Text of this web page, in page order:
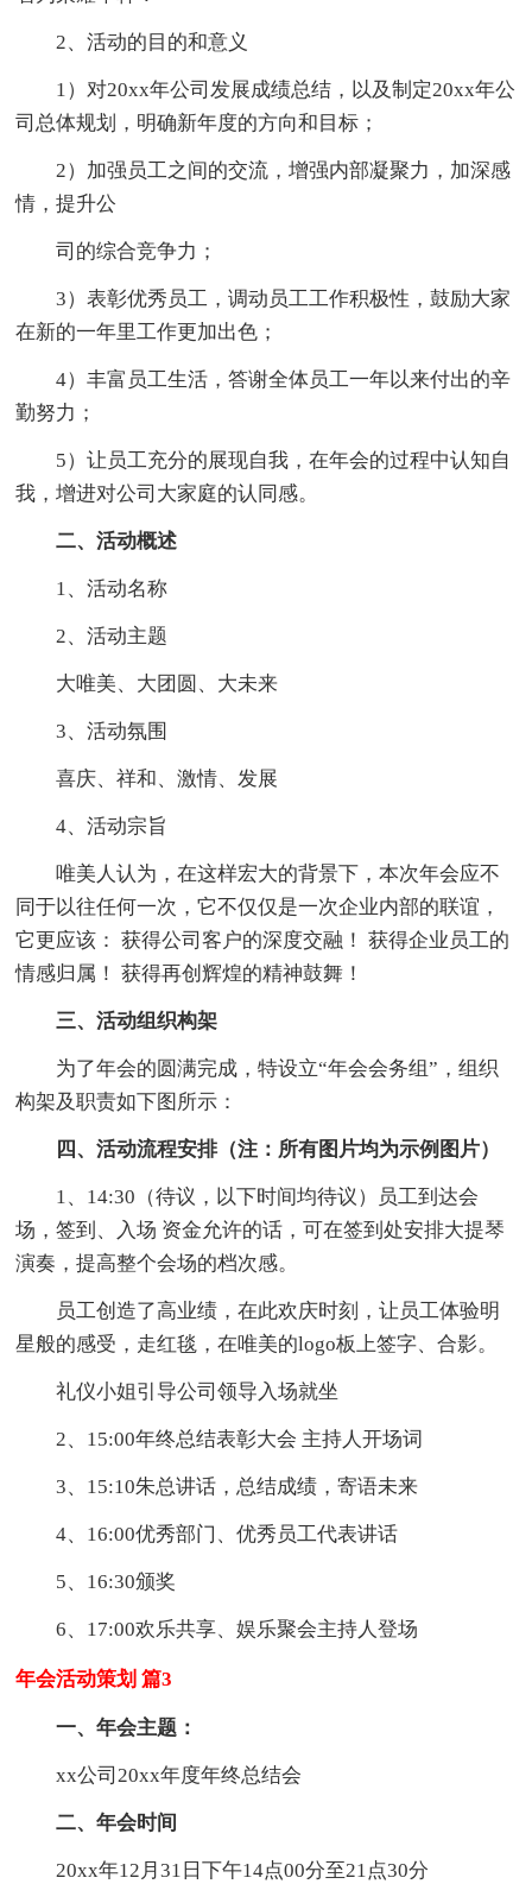
2、活动的目的和意义
1）对20xx年公司发展成绩总结，以及制定20xx年公
司总体规划，明确新年度的方向和目标；
2）加强员工之间的交流，增强内部凝聚力，加深感
情，提升公
司的综合竞争力；
3）表彰优秀员工，调动员工工作积极性，鼓励大家
在新的一年里工作更加出色；
4）丰富员工生活，答谢全体员工一年以来付出的辛
勤努力；
5）让员工充分的展现自我，在年会的过程中认知自
我，增进对公司大家庭的认同感。
二、活动概述
1、活动名称
2、活动主题
大唯美、大团圆、大未来
3、活动氛围
喜庆、祥和、激情、发展
4、活动宗旨
唯美人认为，在这样宏大的背景下，本次年会应不
同于以往任何一次，它不仅仅是一次企业内部的联谊，
它更应该： 获得公司客户的深度交融！ 获得企业员工的
情感归属！ 获得再创辉煌的精神鼓舞！
三、活动组织构架
为了年会的圆满完成，特设立“年会会务组”，组织
构架及职责如下图所示：
四、活动流程安排（注：所有图片均为示例图片）
1、14:30（待议，以下时间均待议）员工到达会
场，签到、入场 资金允许的话，可在签到处安排大提琴
演奏，提高整个会场的档次感。
员工创造了高业绩，在此欢庆时刻，让员工体验明
星般的感受，走红毯，在唯美的logo板上签字、合影。
礼仪小姐引导公司领导入场就坐
2、15:00年终总结表彰大会 主持人开场词
3、15:10朱总讲话，总结成绩，寄语未来
4、16:00优秀部门、优秀员工代表讲话
5、16:30颁奖
6、17:00欢乐共享、娱乐聚会主持人登场
年会活动策划 篇3
一、年会主题：
xx公司20xx年度年终总结会
二、年会时间
20xx年12月31日下午14点00分至21点30分